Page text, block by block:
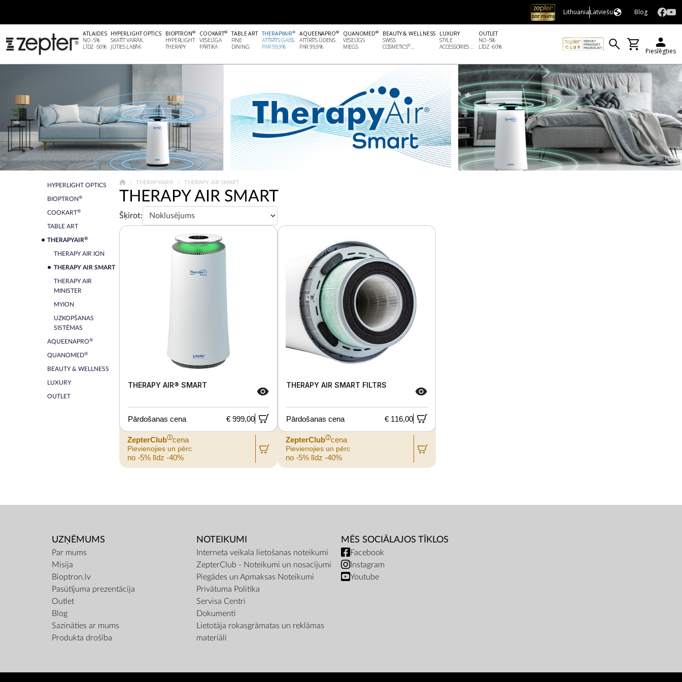
LithuaniaLatviešu Blog
ATLAIDES
NO -5%
LĪDZ -50%
HYPERLIGHT OPTICS
SKATĪT VAIRĀK.
JŪTIES LABĀK
BIOPTRON®
HYPERLIGHT
THERAPY
COOKART®
VESELĪGA
PĀRTIKA
TABLE ART
FINE
DINING
THERAPYAIR®
ATTĪRĪTS GAISS
PAR 99,9%
AQUEENAPRO®
ATTĪRĪTS ŪDENS
PAR 99,9%
QUANOMED®
VESELĪGS
MIEGS
BEAUTY & WELLNESS
SWISS
COSMETICS®...
LUXURY
STYLE
ACCESSORIES ...
OUTLET
NO -5%
LĪDZ -60%
Pieslēgties
HYPERLIGHT OPTICS
BIOPTRON®
COOKART®
TABLE ART
THERAPYAIR®
THERAPY AIR ION
THERAPY AIR SMART
THERAPY AIR
MINISTER
MYION
UZKOPŠANAS
SISTĒMAS
AQUEENAPRO®
QUANOMED®
BEAUTY & WELLNESS
LUXURY
OUTLET
THERAPYAIR® THERAPY AIR SMART
THERAPY AIR SMART
Šķirot:
THERAPY AIR® SMART
Pārdošanas cena € 999,00
ZepterClubⓘcena
Pievienojies un pērc
no -5% līdz -40%
THERAPY AIR SMART FILTRS
Pārdošanas cena € 116,00
ZepterClubⓘcena
Pievienojies un pērc
no -5% līdz -40%
UZŅĒMUMS
Par mums
Misija
Bioptron.lv
Pasūtījuma prezentācija
Outlet
Blog
Sazināties ar mums
Produkta drošība
NOTEIKUMI
Interneta veikala lietošanas noteikumi
ZepterClub - Noteikumi un nosacījumi
Piegādes un Apmaksas Noteikumi
Privātuma Politika
Servisa Centri
Dokumenti
Lietotāja rokasgrāmatas un reklāmas
materiāli
MĒS SOCIĀLAJOS TĪKLOS
Facebook
Instagram
Youtube